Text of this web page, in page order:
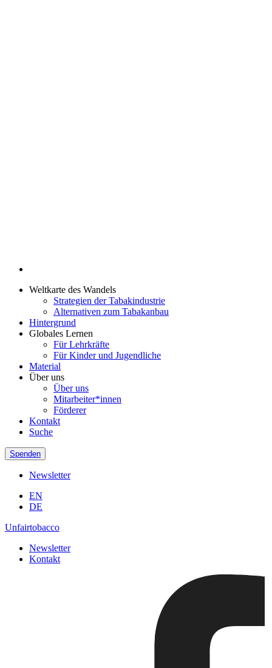
Weltkarte des Wandels
Strategien der Tabakindustrie
Alternativen zum Tabakanbau
Hintergrund
Globales Lernen
Für Lehrkräfte
Für Kinder und Jugendliche
Material
Über uns
Über uns
Mitarbeiter*innen
Förderer
Kontakt
Suche
Spenden
Newsletter
EN
DE
Unfairtobacco
Newsletter
Kontakt